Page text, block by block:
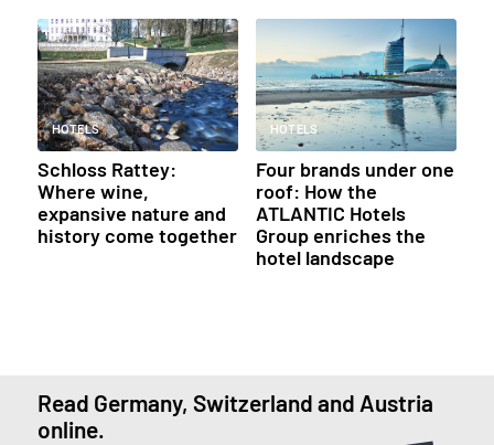
HOTELS
Schloss Rattey:
Where wine,
expansive nature and
history come together
HOTELS
Four brands under one
roof: How the
ATLANTIC Hotels
Group enriches the
hotel landscape
Read Germany, Switzerland and Austria
online.